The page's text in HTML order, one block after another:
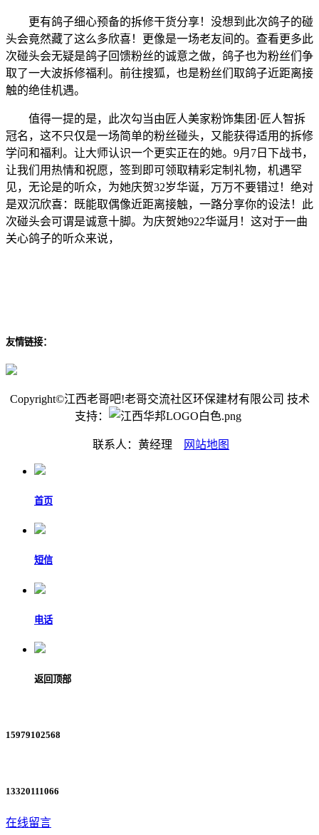
更有鸽子细心预备的拆修干货分享！没想到此次鸽子的碰
头会竟然藏了这么多欣喜！更像是一场老友间的。查看更多此
次碰头会无疑是鸽子回馈粉丝的诚意之做，鸽子也为粉丝们争
取了一大波拆修福利。前往搜狐，也是粉丝们取鸽子近距离接
触的绝佳机遇。
值得一提的是，此次勾当由匠人美家粉饰集团·匠人智拆
冠名，这不只仅是一场简单的粉丝碰头，又能获得适用的拆修
学问和福利。让大师认识一个更实正在的她。9月7日下战书，
让我们用热情和祝愿，签到即可领取精彩定制礼物，机遇罕
见，无论是的听众，为她庆贺32岁华诞，万万不要错过！绝对
是双沉欣喜：既能取偶像近距离接触，一路分享你的设法！此
次碰头会可谓是诚意十脚。为庆贺她922华诞月！这对于一曲
关心鸽子的听众来说，
友情链接：
Copyright©江西老哥吧!老哥交流社区环保建材有限公司 技术
支持：
联系人：黄经理 网站地图
首页
短信
电话
返回顶部
15979102568
13320111066
在线留言